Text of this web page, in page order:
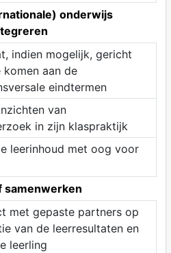
onderwijs
indien mogelijk, gericht
aan de
eindtermen
van
in zijn klaspraktijk
leerinhoud met oog voor
samenwerken
met gepaste partners op
van de leerresultaten en
leerling